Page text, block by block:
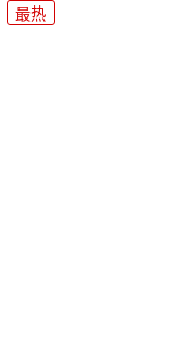
最热